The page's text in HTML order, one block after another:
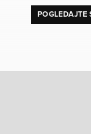
POGLEDAJTE